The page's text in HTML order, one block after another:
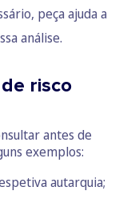
peça ajuda a
análise.
risco
antes de
exemplos:
autarquia;